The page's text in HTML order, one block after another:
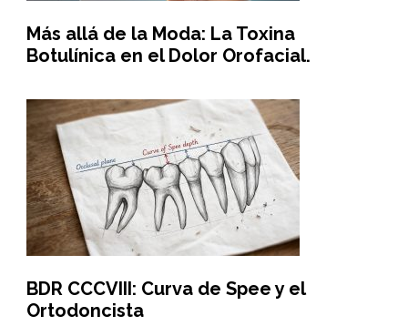
Más allá de la Moda: La Toxina
Botulínica en el Dolor Orofacial.
BDR CCCVIII: Curva de Spee y el
Ortodoncista